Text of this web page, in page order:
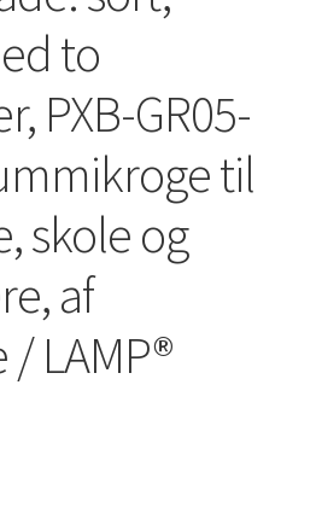
to
PXB-GR05-
til
skole og
af
LAMP®